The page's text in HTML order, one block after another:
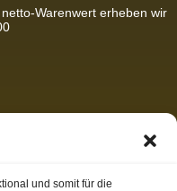
und somit für die
Warenwert erheben wir